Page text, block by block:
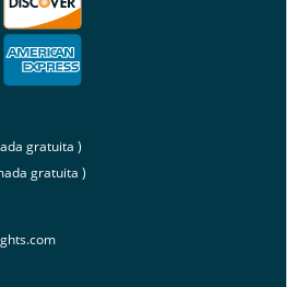
gratuita )
gratuita )